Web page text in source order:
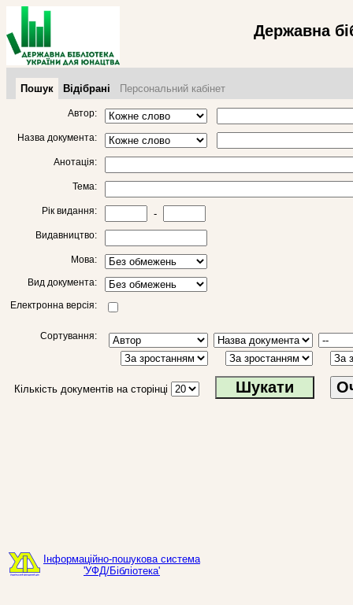
Державна
Пошук Відібрані Персональний кабінет
Автор:
Назва документа:
Анотація:
Тема:
Рік видання: -
Видавництво:
Мова:
Вид документа:
Електронна версія:
Сортування:
Кількість документів на сторінці
Інформаційно-пошукова система
'УФД/Бібліотека'